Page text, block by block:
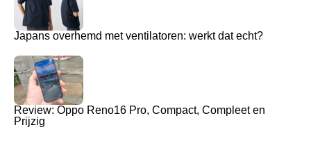
Japans overhemd met ventilatoren: werkt dat echt?
Review: Oppo Reno16 Pro, Compact, Compleet en
Prijzig